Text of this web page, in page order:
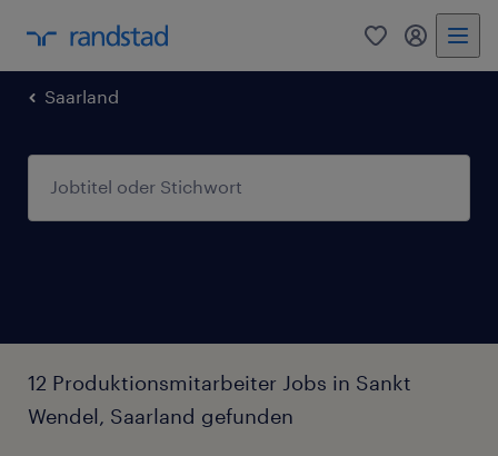
0 Mein
Saarland
12 Produktionsmitarbeiter Jobs in Sankt
Wendel, Saarland gefunden